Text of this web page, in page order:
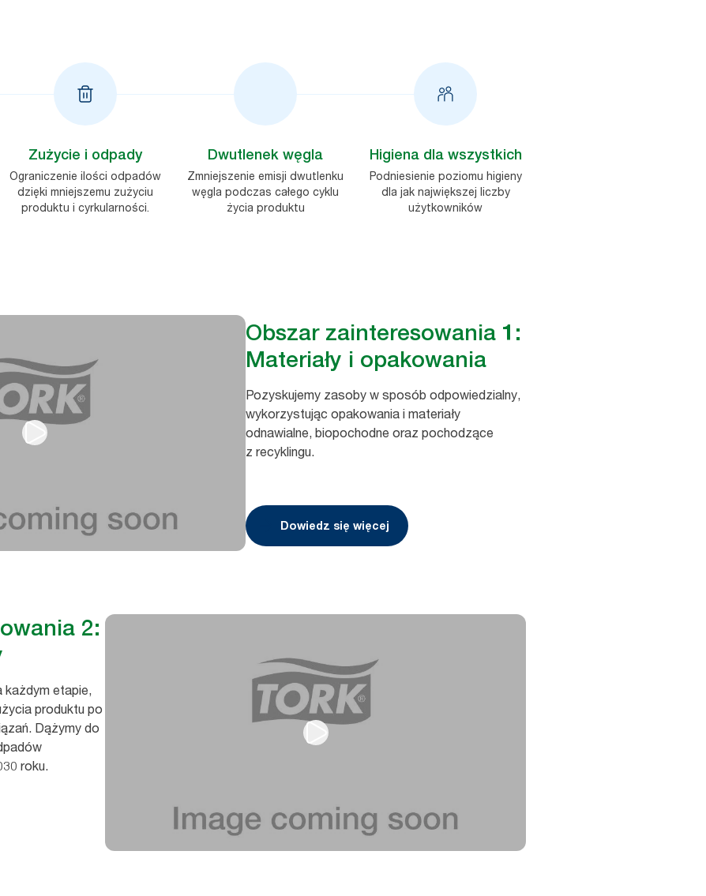
Zużycie i odpady
Ograniczenie ilości odpadów
dzięki mniejszemu zużyciu
produktu i cyrkularności.
Dwutlenek węgla
Zmniejszenie emisji dwutlenku
węgla podczas całego cyklu
życia produktu
Higiena dla wszystkich
Podniesienie poziomu higieny
dla jak największej liczby
użytkowników
Obszar zainteresowania 1:
Materiały i opakowania
Pozyskujemy zasoby w sposób odpowiedzialny,
wykorzystując opakowania i materiały
odnawialne, biopochodne oraz pochodzące
z recyklingu.
Dowiedz się więcej
2:
każdym etapie,
produktu po
Dążymy do
roku.